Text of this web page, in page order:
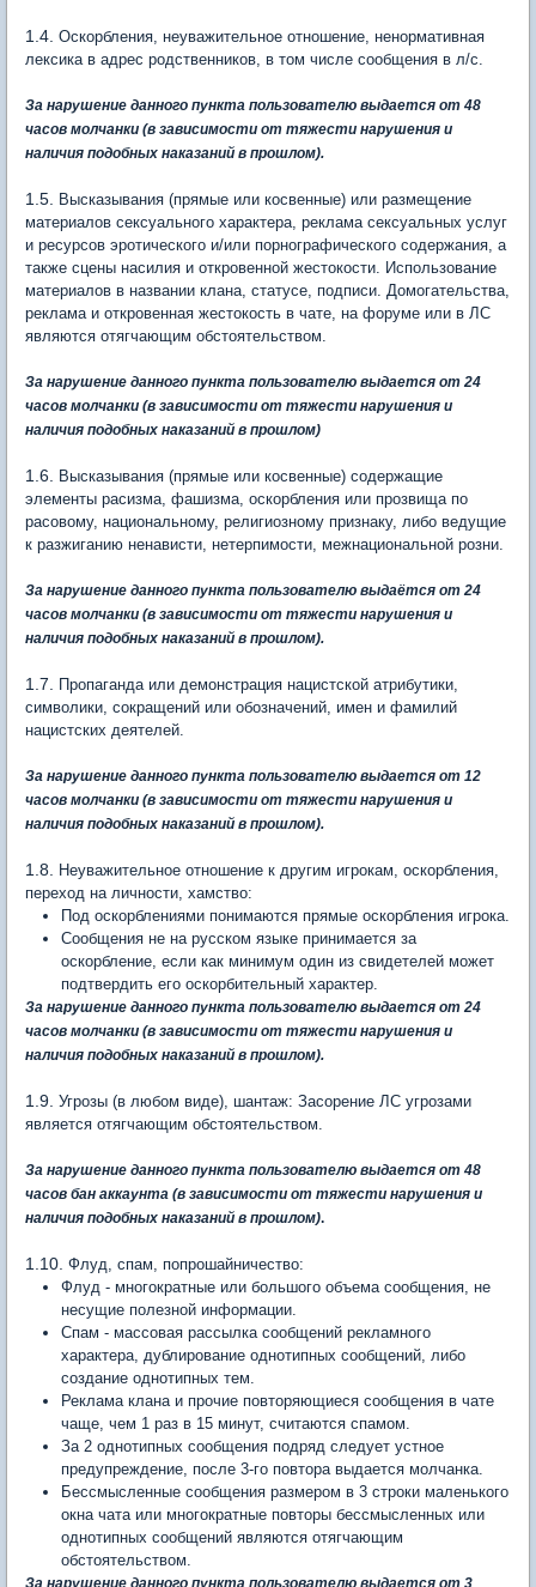
1.4. Оскорбления, неуважительное отношение, ненормативная
лексика в адрес родственников, в том числе сообщения в л/с.
За нарушение данного пункта пользователю выдается от 48
часов молчанки (в зависимости от тяжести нарушения и
наличия подобных наказаний в прошлом).
1.5.
Высказывания (прямые или косвенные) или размещение
материалов сексуального характера, реклама сексуальных услуг
и ресурсов эротического и/или порнографического содержания, а
также сцены насилия и откровенной жестокости. Использование
материалов в названии клана, статусе, подписи. Домогательства,
реклама и откровенная жестокость в чате, на форуме или в ЛС
являются отягчающим обстоятельством.
За нарушение данного пункта пользователю выдается от 24
часов молчанки (в зависимости от тяжести нарушения и
наличия подобных наказаний в прошлом)
1.6.
Высказывания (прямые или косвенные) содержащие
элементы расизма, фашизма, оскорбления или прозвища по
расовому, национальному, религиозному признаку, либо ведущие
к разжиганию ненависти, нетерпимости, межнациональной розни.
За нарушение данного пункта пользователю выдаётся от 24
часов молчанки (в зависимости от тяжести нарушения и
наличия подобных наказаний в прошлом).
1.7.
Пропаганда или демонстрация нацистской атрибутики,
символики, сокращений или обозначений, имен и фамилий
нацистских деятелей.
За нарушение данного пункта пользователю выдается от 12
часов молчанки (в зависимости от тяжести нарушения и
наличия подобных наказаний в прошлом).
1.8.
Неуважительное отношение к другим игрокам, оскорбления,
переход на личности, хамство:
Под оскорблениями понимаются прямые оскорбления игрока.
Сообщения не на русском языке принимается за
оскорбление, если как минимум один из свидетелей может
подтвердить его оскорбительный характер.
За нарушение данного пункта пользователю выдается от 24
часов молчанки (в зависимости от тяжести нарушения и
наличия подобных наказаний в прошлом).
1.9. Угрозы (в любом виде), шантаж: Засорение ЛС угрозами
является отягчающим обстоятельством.
За нарушение данного пункта пользователю выдается от 48
часов бан аккаунта (в зависимости от тяжести нарушения и
наличия подобных наказаний в прошлом).
1.10. Флуд, спам, попрошайничество:
Флуд - многократные или большого объема сообщения, не
несущие полезной информации.
Спам - массовая рассылка сообщений рекламного
характера, дублирование однотипных сообщений, либо
создание однотипных тем.
Реклама клана и прочие повторяющиеся сообщения в чате
чаще, чем 1 раз в 15 минут, считаются спамом.
За 2 однотипных сообщения подряд следует устное
предупреждение, после 3-го повтора выдается молчанка.
Бессмысленные сообщения размером в 3 строки маленького
окна чата или многократные повторы бессмысленных или
однотипных сообщений являются отягчающим
обстоятельством.
За нарушение данного пункта пользователю выдается от 3